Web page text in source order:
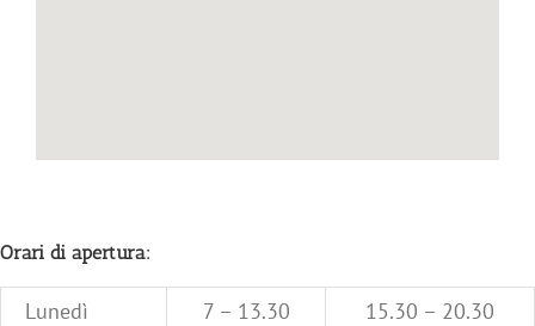
Orari di apertura:
Lunedì 7 – 13.30
15.30 – 20.30